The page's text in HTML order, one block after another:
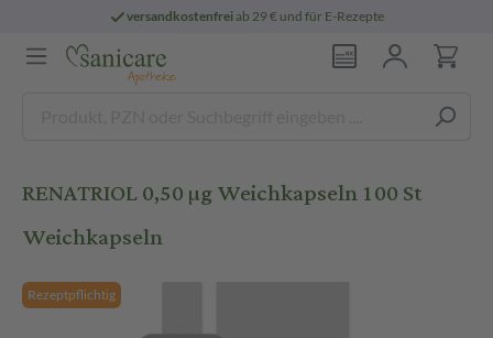
versandkostenfreiab 29 € und für E-Rezepte
RENATRIOL 0,50 µg Weichkapseln 100 St
Weichkapseln
Rezeptpflichtig